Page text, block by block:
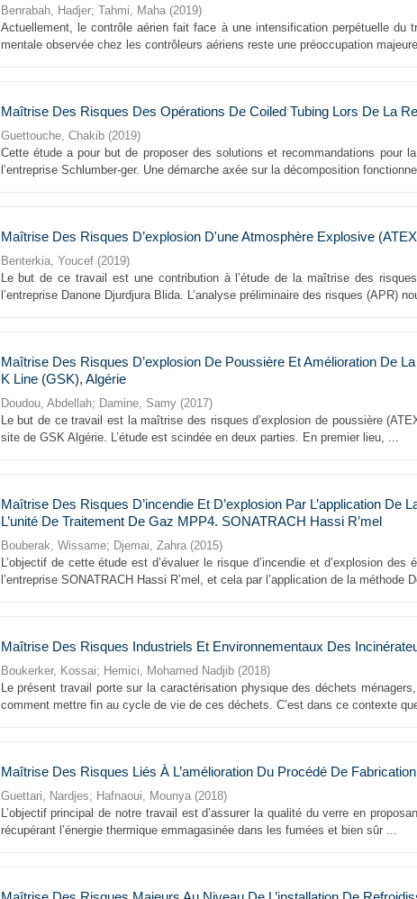
Benrabah, Hadjer; Tahmi, Maha (2019)
Actuellement, le contrôle aérien fait face à une intensification perpétuelle
mentale observée chez les contrôleurs aériens reste une préoccupation
Maîtrise Des Risques Des Opérations De Coiled Tubing Lors De La
Guettouche, Chakib (2019)
Cette étude a pour but de proposer des solutions et recommandations pour
l’entreprise Schlumber-ger. Une démarche axée sur la décomposition
Maîtrise Des Risques D’explosion D'une Atmosphère Explosive
Benterkia, Youcef (2019)
Le but de ce travail est une contribution à l’étude de la maîtrise des
l’entreprise Danone Djurdjura Blida. L’analyse préliminaire des risques (APR)
Maîtrise Des Risques D’explosion De Poussière Et Amélioration De
K Line (GSK), Algérie
Doudou, Abdellah; Damine, Samy (2017)
Le but de ce travail est la maîtrise des risques d’explosion de poussière
site de GSK Algérie. L’étude est scindée en deux parties. En premier lieu, ...
Maîtrise Des Risques D’incendie Et D’explosion Par L’application De
L’unité De Traitement De Gaz MPP4. SONATRACH Hassi R’mel
Bouberak, Wissame; Djemai, Zahra (2015)
L’objectif de cette étude est d’évaluer le risque d’incendie et d’explosion
l’entreprise SONATRACH Hassi R’mel, et cela par l’application de la méthode
Maîtrise Des Risques Industriels Et Environnementaux Des
Boukerker, Kossai; Hemici, Mohamed Nadjib (2018)
Le présent travail porte sur la caractérisation physique des déchets
comment mettre fin au cycle de vie de ces déchets. C’est dans ce contexte
Maîtrise Des Risques Liés À L’amélioration Du Procédé De
Guettari, Nardjes; Hafnaoui, Mounya (2018)
L’objectif principal de notre travail est d’assurer la qualité du verre en
récupérant l’énergie thermique emmagasinée dans les fumées et bien sûr ...